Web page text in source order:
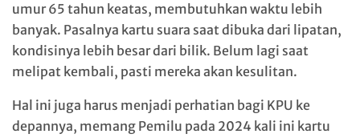
umur 65 tahun keatas, membutuhkan waktu lebih
banyak. Pasalnya kartu suara saat dibuka dari lipatan,
kondisinya lebih besar dari bilik. Belum lagi saat
melipat kembali, pasti mereka akan kesulitan.
Hal ini juga harus menjadi perhatian bagi KPU ke
depannya, memang Pemilu pada 2024 kali ini kartu